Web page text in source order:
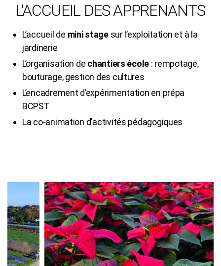
L'ACCUEIL DES APPRENANTS
L’accueil de mini stagesur l’exploitation et à la
jardinerie
L’organisation de chantiers école : rempotage,
bouturage, gestion des cultures
L’encadrement d’expérimentation en prépa
BCPST
La co-animation d’activités pédagogiques